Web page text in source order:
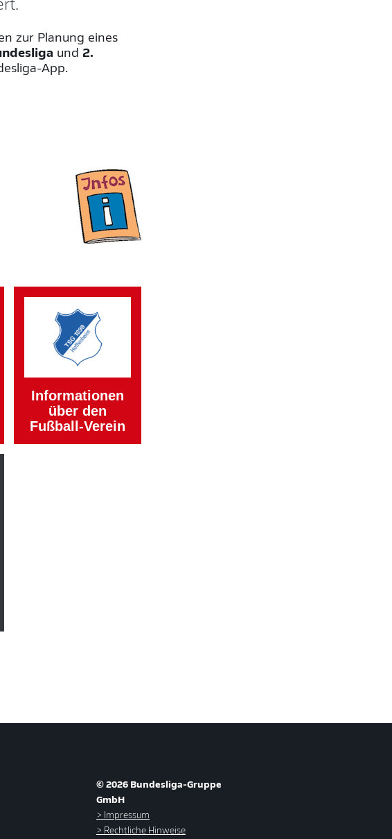
zur Planung eines
und 2.
App.
Informationen
über den
Fußball-Verein
© 2026 Bundesliga-Gruppe
GmbH
Impressum
Rechtliche Hinweise